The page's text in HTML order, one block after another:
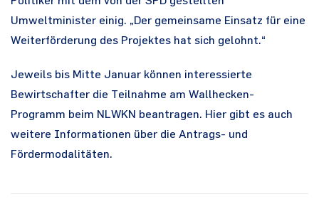
Umweltminister einig. „Der gemeinsame Einsatz für eine
Weiterförderung des Projektes hat sich gelohnt.“
Jeweils bis Mitte Januar können interessierte
Bewirtschafter die Teilnahme am Wallhecken-
Programm beim NLWKN beantragen. Hier gibt es auch
weitere Informationen über die Antrags- und
Fördermodalitäten.